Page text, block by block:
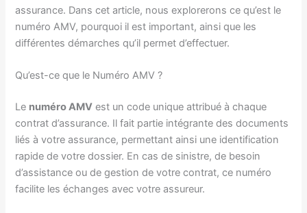
assurance. Dans cet article, nous explorerons ce qu’est le
numéro AMV, pourquoi il est important, ainsi que les
différentes démarches qu’il permet d’effectuer.
Qu’est-ce que le Numéro AMV ?
Le numéro AMV est un code unique attribué à chaque
contrat d’assurance. Il fait partie intégrante des documents
liés à votre assurance, permettant ainsi une identification
rapide de votre dossier. En cas de sinistre, de besoin
d’assistance ou de gestion de votre contrat, ce numéro
facilite les échanges avec votre assureur.